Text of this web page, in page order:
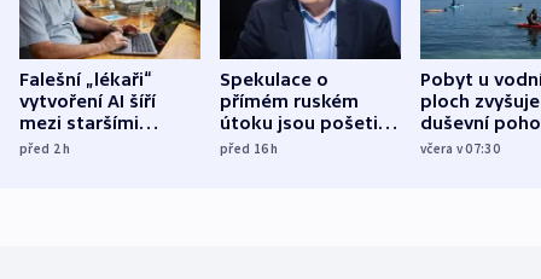
Falešní „lékaři“
vytvoření AI šíří
mezi staršími
Poláky nebezpečné
před 2h
Spekulace o
přímém ruském
útoku jsou pošetilé,
míní estonský
před 16h
Pobyt u
ploch zvyšuje
duševní
ukázala
včera v 07:30